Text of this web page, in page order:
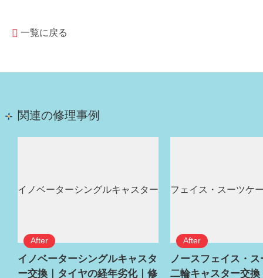
一覧に戻る
関連の修理事例
イノベーターシングルキャスタ
ー交換｜タイヤの経年劣化｜修
ノースフェイス・
二輪キャスター交換